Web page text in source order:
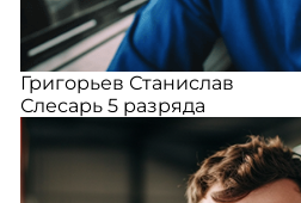
Григорьев Станислав
Слесарь 5 разряда